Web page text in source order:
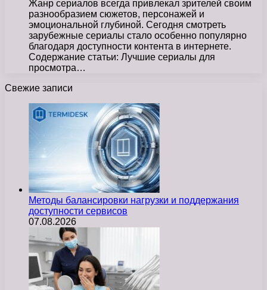
Жанр сериалов всегда привлекал зрителей своим
разнообразием сюжетов, персонажей и
эмоциональной глубиной. Сегодня смотреть
зарубежные сериалы стало особенно популярно
благодаря доступности контента в интернете.
Содержание статьи: Лучшие сериалы для
просмотра…
Свежие записи
Методы балансировки нагрузки и поддержания
доступности сервисов
07.08.2026